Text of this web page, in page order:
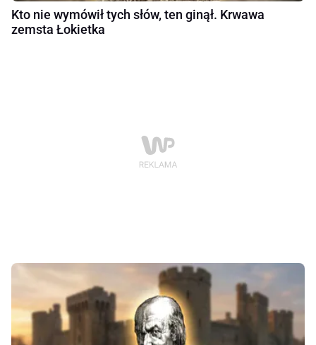
Kto nie wymówił tych słów, ten ginął. Krwawa
zemsta Łokietka